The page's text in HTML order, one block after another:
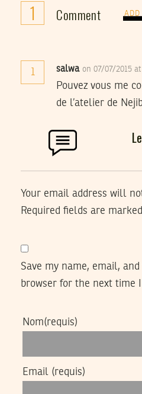
1 Comment ADD
1 salwa on 07/07/2015
Pouvez vous me
de l’atelier de
Your email address will
Required fields are marked
Save my name, email,
browser for the next time
Nom(requis)
Email (requis)